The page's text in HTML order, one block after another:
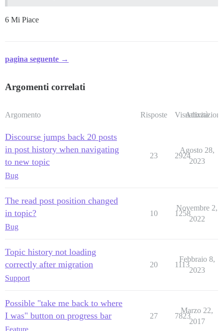
6 Mi Piace
pagina seguente →
Argomenti correlati
Argomento Risposte Visualizzazioni
Attività
Discourse jumps back 20 posts
in post history when navigating
to new topic
Bug
23 2924
Agosto 28,
2023
The read post position changed
in topic?
Bug
10 1258
Novembre 2,
2022
Topic history not loading
correctly after migration
Support
20 1113
Febbraio 8,
2023
Possible "take me back to where
I was" button on progress bar
27 7823
Marzo 22,
2017